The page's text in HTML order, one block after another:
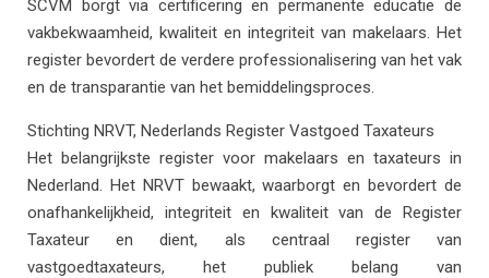
SCVM borgt via certificering en permanente educatie de
vakbekwaamheid, kwaliteit en integriteit van makelaars. Het
register bevordert de verdere professionalisering van het vak
en de transparantie van het bemiddelingsproces.
Stichting NRVT, Nederlands Register Vastgoed Taxateurs
Het belangrijkste register voor makelaars en taxateurs in
Nederland. Het NRVT bewaakt, waarborgt en bevordert de
onafhankelijkheid, integriteit en kwaliteit van de Register
Taxateur en dient, als centraal register van
vastgoedtaxateurs, het publiek belang van